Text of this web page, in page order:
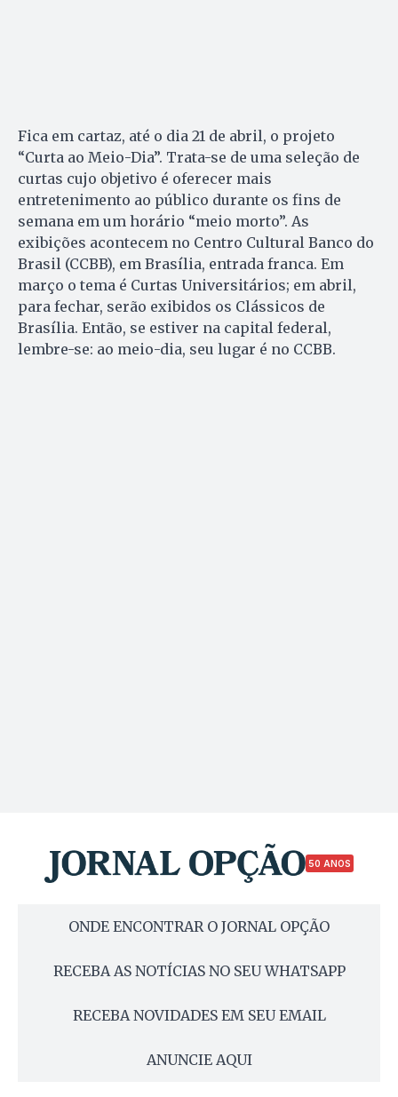
Fica em cartaz, até o dia 21 de abril, o projeto
“Curta ao Meio-Dia”. Trata-se de uma seleção de
curtas cujo objetivo é oferecer mais
entretenimento ao público durante os fins de
semana em um horário “meio morto”. As
exibições acontecem no Centro Cultural Ban­co do
Brasil (CCBB), em Brasília, entrada franca. Em
março o tema é Curtas Univer­sitários; em abril,
para fechar, serão exibidos os Clássicos de
Brasília. Então, se estiver na capital federal,
lembre-se: ao meio-dia, seu lugar é no CCBB.
50 ANOS
ONDE ENCONTRAR O JORNAL OPÇÃO
RECEBA AS NOTÍCIAS NO SEU WHATSAPP
RECEBA NOVIDADES EM SEU EMAIL
ANUNCIE AQUI